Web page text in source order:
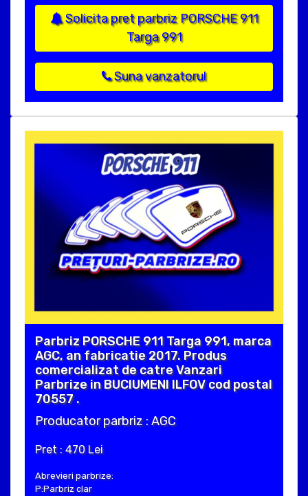
Solicita pret parbriz PORSCHE 911
Targa 991
Suna vanzatorul
Parbriz PORSCHE 911 Targa 991, marca
AGC, an fabricatie 2017. Produs
comercializat de catre Vanzari
Parbrize in BUCIUMENI ILFOV cod postal
70557 .
Producator parbriz : AGC
Pret : 470 Lei
Abrevieri parbrize:
P:Parbriz clar